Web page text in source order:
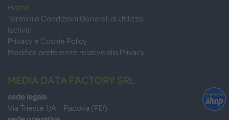
Home
Termini e Condizioni Generali di Utilizzo
Iscriviti
Privacy e Cookie Policy
Modifica preferenze relative alla Privacy
MEDIA DATA FACTORY SRL
sede legale
Via Trieste 1/A – Padova (PD)